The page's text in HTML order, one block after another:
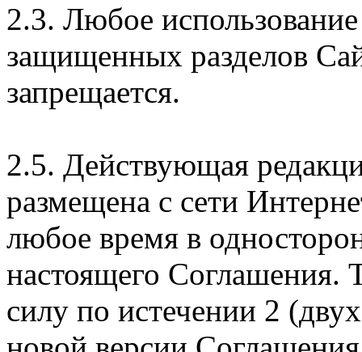
2.3. Любое
защищенных разделов
запрещается.
2.5. Действующая
размещена с сети
любое время в
настоящего Соглашения.
силу по истечении 2